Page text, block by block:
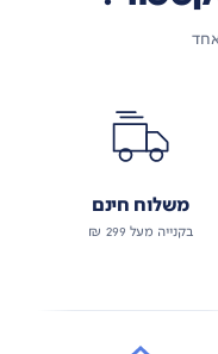
משלוח חינם
בקנייה מעל 299 ₪